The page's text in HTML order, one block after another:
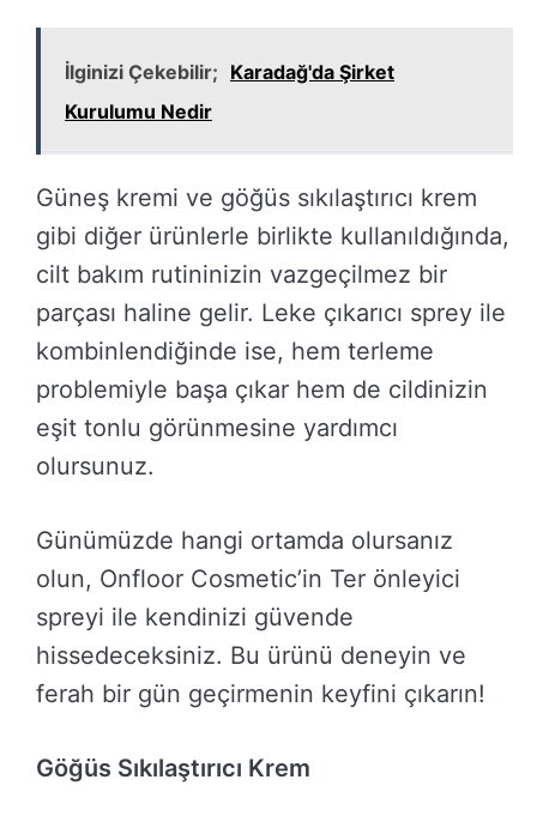
İlginizi Çekebilir; Karadağ'da Şirket
Kurulumu Nedir
Güneş kremi ve göğüs sıkılaştırıcı krem
gibi diğer ürünlerle birlikte kullanıldığında,
cilt bakım rutininizin vazgeçilmez bir
parçası haline gelir. Leke çıkarıcı sprey ile
kombinlendiğinde ise, hem terleme
problemiyle başa çıkar hem de cildinizin
eşit tonlu görünmesine yardımcı
olursunuz.
Günümüzde hangi ortamda olursanız
olun, Onfloor Cosmetic’in Ter önleyici
spreyi ile kendinizi güvende
hissedeceksiniz. Bu ürünü deneyin ve
ferah bir gün geçirmenin keyfini çıkarın!
Göğüs Sıkılaştırıcı Krem